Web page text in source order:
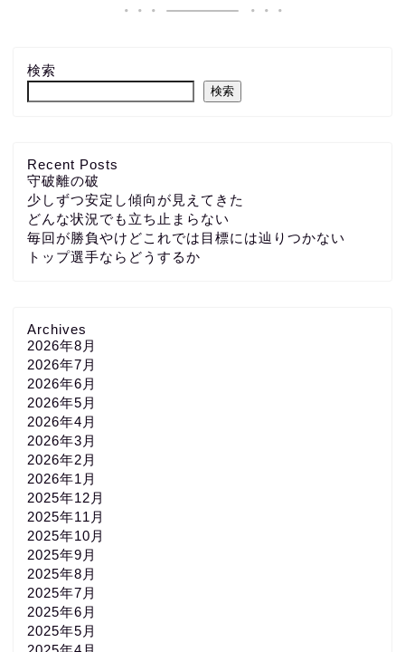
検索
検索
Recent Posts
守破離の破
少しずつ安定し傾向が見えてきた
どんな状況でも立ち止まらない
毎回が勝負やけどこれでは目標には辿りつかない
トップ選手ならどうするか
Archives
2026年8月
2026年7月
2026年6月
2026年5月
2026年4月
2026年3月
2026年2月
2026年1月
2025年12月
2025年11月
2025年10月
2025年9月
2025年8月
2025年7月
2025年6月
2025年5月